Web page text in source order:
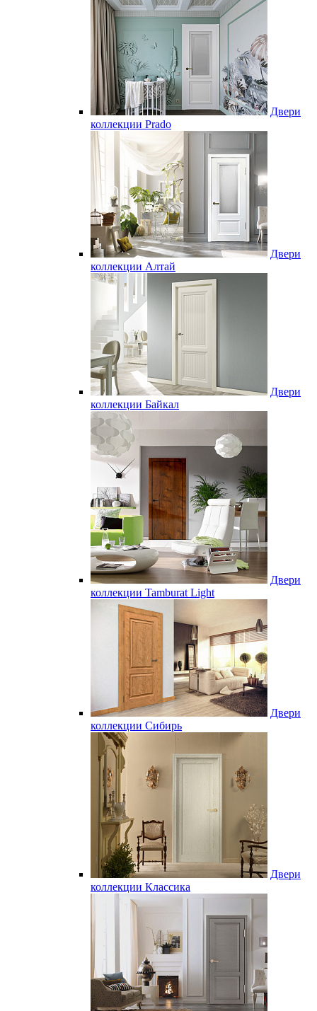
Двери
коллекции Prado
Двери
коллекции Алтай
Двери
коллекции Байкал
Двери
коллекции Tamburat Light
Двери
коллекции Сибирь
Двери
коллекции Классика